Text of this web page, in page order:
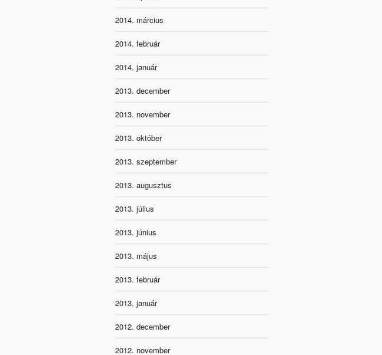
2014. március
2014. február
2014. január
2013. december
2013. november
2013. október
2013. szeptember
2013. augusztus
2013. július
2013. június
2013. május
2013. február
2013. január
2012. december
2012. november